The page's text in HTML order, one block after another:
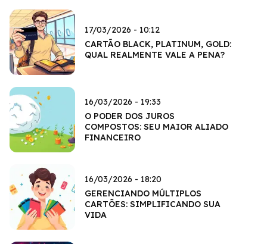
17/03/2026 - 10:12
CARTÃO BLACK, PLATINUM, GOLD:
QUAL REALMENTE VALE A PENA?
16/03/2026 - 19:33
O PODER DOS JUROS
COMPOSTOS: SEU MAIOR ALIADO
FINANCEIRO
16/03/2026 - 18:20
GERENCIANDO MÚLTIPLOS
CARTÕES: SIMPLIFICANDO SUA
VIDA